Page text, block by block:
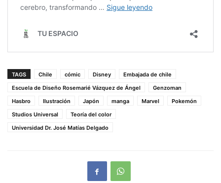
TAGS Chile cómic Disney
Embajada de chile
Escuela de Diseño Rosemarié Vázquez de Ángel
Genzoman
Hasbro
Ilustración Japón manga Marvel
Pokemón
Studios Universal
Teoría del color
Universidad Dr. José Matías Delgado